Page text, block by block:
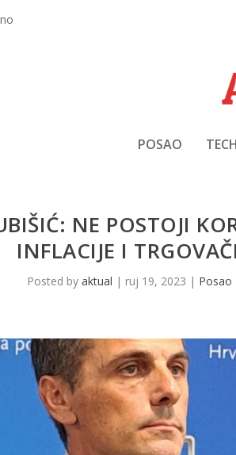
POSAO TECH
NE POSTOJI
INFLACIJE I
Posted byaktual | ruj 19, 2023 | Posao